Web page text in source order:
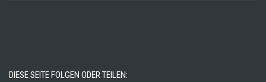
DIESE SEITE FOLGEN ODER TEILEN: